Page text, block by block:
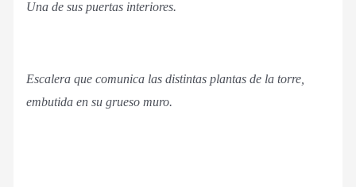
Una de sus puertas interiores.
Escalera que comunica las distintas plantas de la torre,
embutida en su grueso muro.